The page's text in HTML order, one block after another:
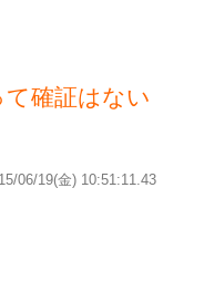
確証はない
06/19(金) 10:51:11.43